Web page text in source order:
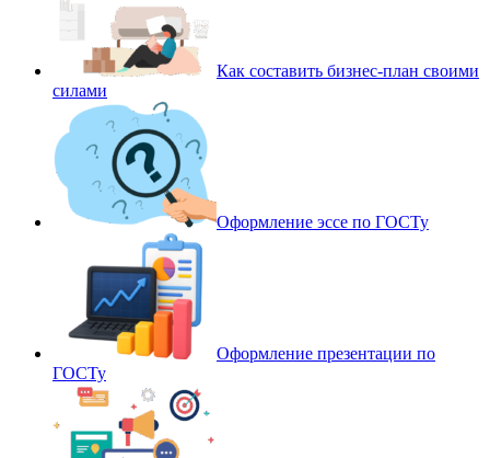
Как составить бизнес-план своими
силами
Оформление эссе по ГОСТу
Оформление презентации по
ГОСТу